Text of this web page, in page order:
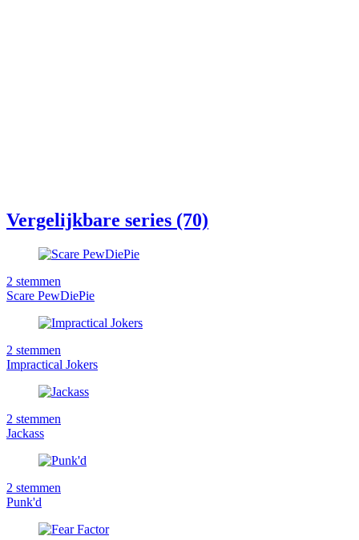
Vergelijkbare series (70)
2 stemmen
Scare PewDiePie
2 stemmen
Impractical Jokers
2 stemmen
Jackass
2 stemmen
Punk'd